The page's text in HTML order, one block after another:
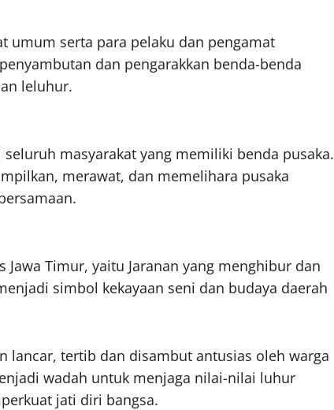
umum serta para pelaku dan pengamat
dan pengarakkan benda-benda
leluhur.
masyarakat yang memiliki benda pusaka.
merawat, dan memelihara pusaka
Timur, yaitu Jaranan yang menghibur dan
simbol kekayaan seni dan budaya daerah
lancar, tertib dan disambut antusias oleh warga
wadah untuk menjaga nilai-nilai luhur
jati diri bangsa.